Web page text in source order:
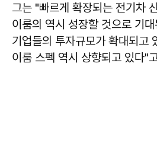
그는 "빠르게 확장되는 전기차
이룸의 역시 성장할 것으로 기
기업들의 투자규모가 확대되고
이룸 스펙 역시 상향되고 있다"